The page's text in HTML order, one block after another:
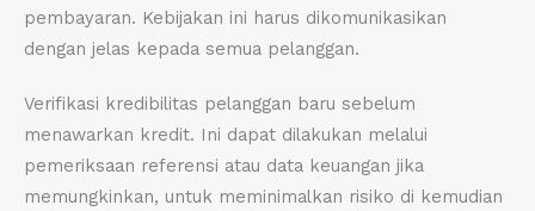
pembayaran. Kebijakan ini harus dikomunikasikan
dengan jelas kepada semua pelanggan.
Verifikasi kredibilitas pelanggan baru sebelum
menawarkan kredit. Ini dapat dilakukan melalui
pemeriksaan referensi atau data keuangan jika
memungkinkan, untuk meminimalkan risiko di kemudian